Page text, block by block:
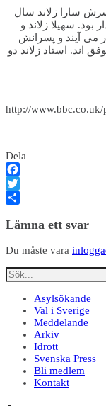
سارا زلاند سال
بود. سهیلا زلاند و
می آیند و پسرانش
اند. استاد زلاند دو
http://www.bbc.co.uk/
Dela
Facebook
Twitter
Lämna ett svar
Du måste vara
Asylsökande
Val i Sverige
Meddelande
Arkiv
Idrott
Svenska Press
Bli medlem
Kontakt